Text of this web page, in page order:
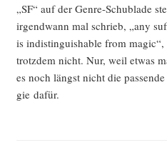
„SF“ auf der Gen­re-Schub­la­de
irgend­wann mal schrieb, „any
is indis­tin­gu­is­ha­ble from
trotz­dem nicht. Nur, weil etwas
es noch längst nicht die
gie dafür.